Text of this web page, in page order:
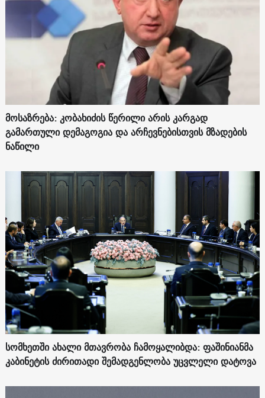
მოსაზრება: კობახიძის წერილი არის კარგად
გამართული დემაგოგია და არჩევნებისთვის მზადების
ნაწილი
სომხეთში ახალი მთავრობა ჩამოყალიბდა: ფაშინიანმა
კაბინეტის ძირითადი შემადგენლობა უცვლელი დატოვა